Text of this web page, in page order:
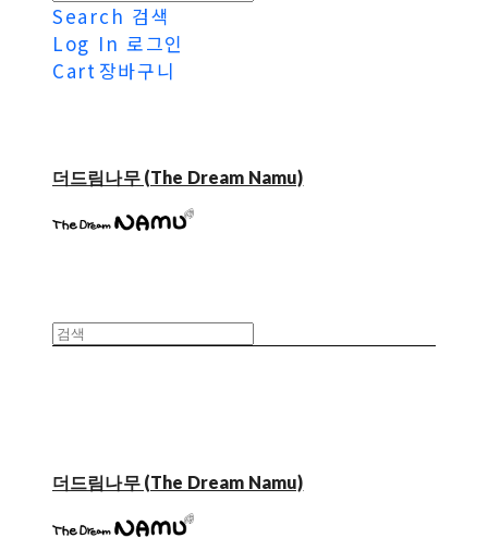
Search 검색
Log In 로그인
Cart 장바구니
더드림나무 (The Dream Namu)
더드림나무 (The Dream Namu)